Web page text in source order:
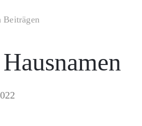
Beiträgen